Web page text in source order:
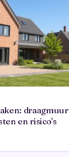
draagmuur
en risico's